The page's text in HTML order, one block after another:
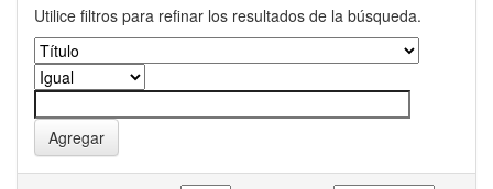
Utilice filtros para refinar los resultados de la búsqueda.